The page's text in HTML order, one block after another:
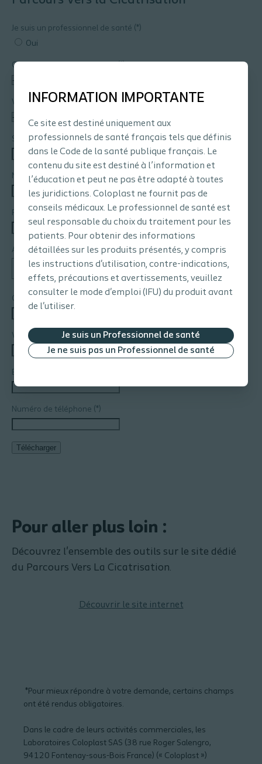
INFORMATION IMPORTANTE
Ce site est destiné uniquement aux
professionnels de santé français tels que définis
dans le Code de la santé publique français. Le
contenu du site est destiné à l’information et
l’éducation et peut ne pas être adapté à toutes
les juridictions. Coloplast ne fournit pas de
conseils médicaux. Le professionnel de santé est
seul responsable du choix du traitement pour les
patients. Pour obtenir des informations
détaillées sur les produits présentés, y compris
les instructions d'utilisation, contre-indications,
effets, précautions et avertissements, veuillez
consulter le mode d'emploi (IFU) du produit avant
de l'utiliser.
Je suis un Professionnel de santé
Je ne suis pas un Professionnel de santé
Je suis un professionnel de santé
Oui
Quelle est votre profession ?
Votre activité est
Si vous travaillez dans un établissement, précisez lequel
Nom de famille
Prénom
Adresse
Code postal
Ville*
Email
Numéro de téléphone
Télécharger
Pour aller plus loin :
Découvrez l'ensemble des outils sur le site dédié
du Parcours Vers La Cicatrisation.
Découvrir le site internet
*Pour mieux répondre à votre demande, certains champs
ont été rendus obligatoires.
Dans le cadre de leurs activités commerciales, les
Laboratoires Coloplast SAS (38 rue Roger Salengro,
94120 Fontenay-sous-Bois France) (« Coloplast »)